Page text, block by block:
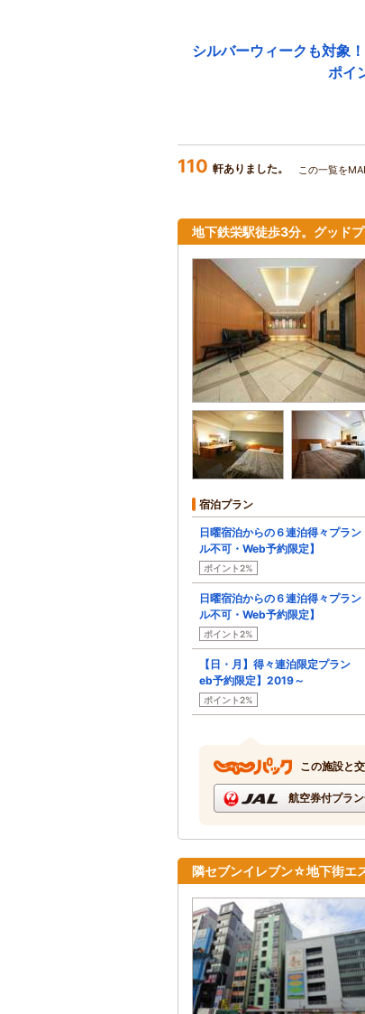
シルバーウィークも対象
ポイ
110 軒ありました。 この一覧を
地下鉄栄駅徒歩3分。グッド
宿泊プラン
日曜宿泊からの６連泊得々プ
ル不可・Web予約限定】
ポイント2%
日曜宿泊からの６連泊得々プ
ル不可・Web予約限定】
ポイント2%
【日・月】得々連泊限定プ
eb予約限定】2019～
ポイント2%
この施設と
航空券付プラ
隣セブンイレブン☆地下街エ